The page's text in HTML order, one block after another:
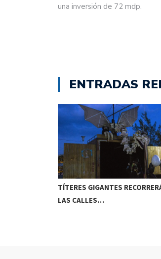
una inversión de 72 mdp.
ENTRADAS
TÍTERES GIGANTES
LAS CALLES…